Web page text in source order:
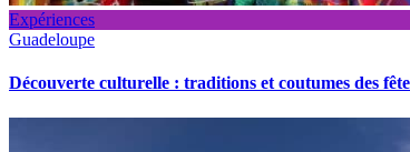
Expériences
Guadeloupe
Découverte culturelle : traditions et coutumes des